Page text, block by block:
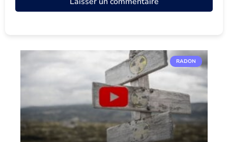
RADON